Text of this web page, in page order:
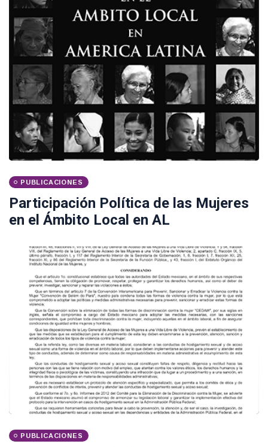
PUBLICACIONES
Participación Política de las Mujeres
en el Ámbito Local en AL
PUBLICACIONES